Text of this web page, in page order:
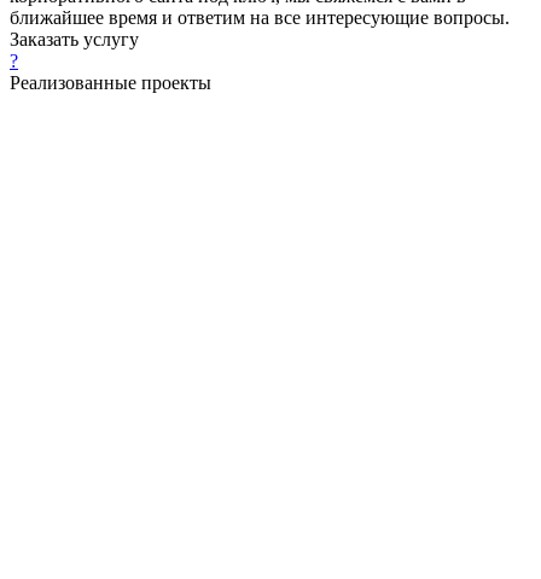
ближайшее время и ответим на все интересующие вопросы.
Заказать услугу
?
Реализованные проекты